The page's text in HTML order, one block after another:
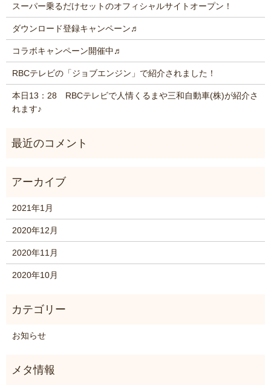
スーパー乗るだけセットのオフィシャルサイトオープン！
ダウンロード登録キャンペーン♬
コラボキャンペーン開催中♬
RBCテレビの「ジョブエンジン」で紹介されました！
本日13：28 RBCテレビで人情くるまや三和自動車(株)が紹介さ
れます♪
2021年1月
2020年12月
2020年11月
2020年10月
お知らせ